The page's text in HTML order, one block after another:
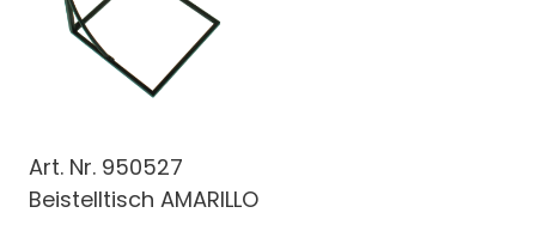
Art. Nr. 950527
Beistelltisch AMARILLO